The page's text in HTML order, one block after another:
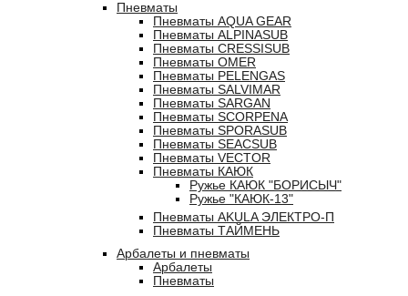
Пневматы
Пневматы AQUA GEAR
Пневматы ALPINASUB
Пневматы CRESSISUB
Пневматы OMER
Пневматы PELENGAS
Пневматы SALVIMAR
Пневматы SARGAN
Пневматы SCORPENA
Пневматы SPORASUB
Пневматы SEACSUB
Пневматы VECTOR
Пневматы КАЮК
Ружье КАЮК "БОРИСЫЧ"
Ружье "КАЮК-13"
Пневматы AKULA ЭЛЕКТРО-П
Пневматы ТАЙМЕНЬ
Арбалеты и пневматы
Арбалеты
Пневматы